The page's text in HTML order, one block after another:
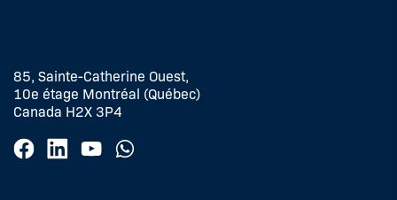
85, Sainte-Catherine Ouest,
10e étage Montréal (Québec)
Canada H2X 3P4